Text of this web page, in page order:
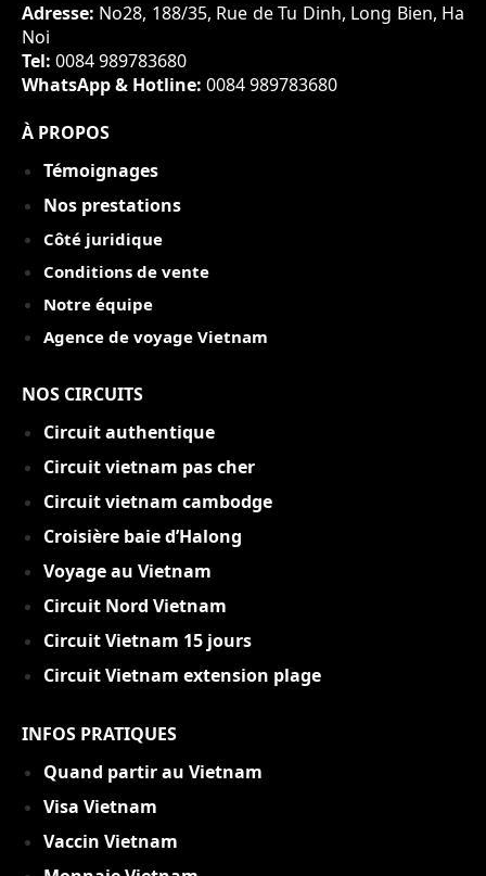
Adresse: No28, 188/35, Rue de Tu Dinh, Long Bien, Ha
Noi
Tel: 0084 989783680
WhatsApp & Hotline: 0084 989783680
À PROPOS
Témoignages
Nos prestations
Côté juridique
Conditions de vente
Notre équipe
Agence de voyage Vietnam
NOS CIRCUITS
Circuit authentique
Circuit vietnam pas cher
Circuit vietnam cambodge
Croisière baie d’Halong
Voyage au Vietnam
Circuit Nord Vietnam
Circuit Vietnam 15 jours
Circuit Vietnam extension plage
INFOS PRATIQUES
Quand partir au Vietnam
Visa Vietnam
Vaccin Vietnam